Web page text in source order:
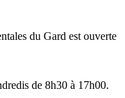
du Gard est ouverte
de 8h30 à 17h00.